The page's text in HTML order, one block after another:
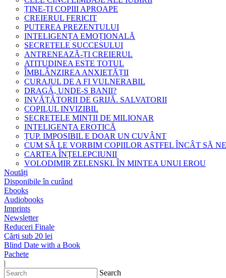
ȚINE-ȚI COPIII APROAPE
CREIERUL FERICIT
PUTEREA PREZENTULUI
INTELIGENȚA EMOȚIONALĂ
SECRETELE SUCCESULUI
ANTRENEAZĂ-ȚI CREIERUL
ATITUDINEA ESTE TOTUL
ÎMBLÂNZIREA ANXIETĂȚII
CURAJUL DE A FI VULNERABIL
DRAGĂ, UNDE-S BANII?
INVĂȚĂTORII DE GRIJĂ. SALVATORII
COPILUL INVIZIBIL
SECRETELE MINȚII DE MILIONAR
INTELIGENȚA EROTICĂ
ȚUP. IMPOSIBIL E DOAR UN CUVÂNT
CUM SĂ LE VORBIM COPIILOR ASTFEL ÎNCÂT SĂ
CARTEA ÎNȚELEPCIUNII
VOLODIMIR ZELENSKI. ÎN MINTEA UNUI EROU
Noutăți
Disponibile în curând
Ebooks
Audiobooks
Imprints
Newsletter
Reduceri Finale
Cărți sub 20 lei
Blind Date with a Book
Pachete
|
Search